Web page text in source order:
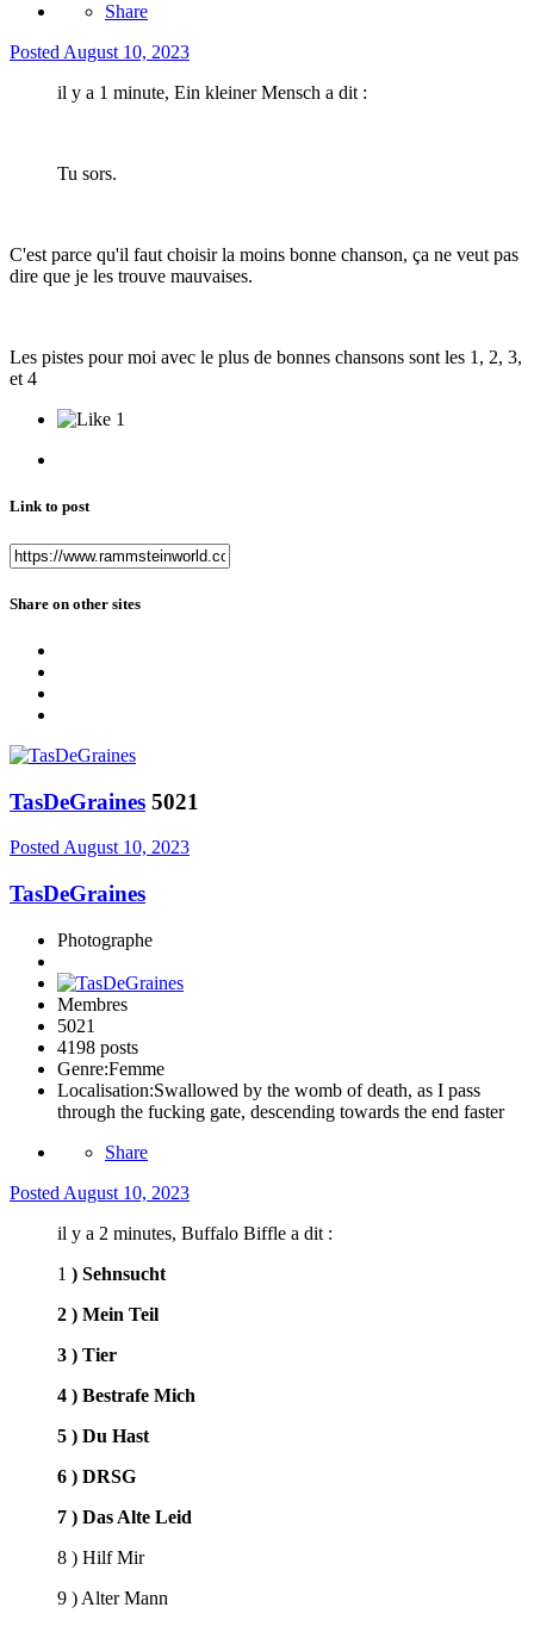
Share
Posted August 10, 2023
il y a 1 minute, Ein kleiner Mensch a dit :
Tu sors.
C'est parce qu'il faut choisir la moins bonne chanson, ça ne veut pas
dire que je les trouve mauvaises.
Les pistes pour moi avec le plus de bonnes chansons sont les 1, 2, 3,
et 4
1
Link to post
Share on other sites
TasDeGraines 5021
Posted August 10, 2023
TasDeGraines
Photographe
Membres
5021
4198 posts
Genre:Femme
Localisation:Swallowed by the womb of death, as I pass
through the fucking gate, descending towards the end faster
Share
Posted August 10, 2023
il y a 2 minutes, Buffalo Biffle a dit :
1 ) Sehnsucht
2 ) Mein Teil
3 ) Tier
4 ) Bestrafe Mich
5 ) Du Hast
6 ) DRSG
7 ) Das Alte Leid
8 ) Hilf Mir
9 ) Alter Mann